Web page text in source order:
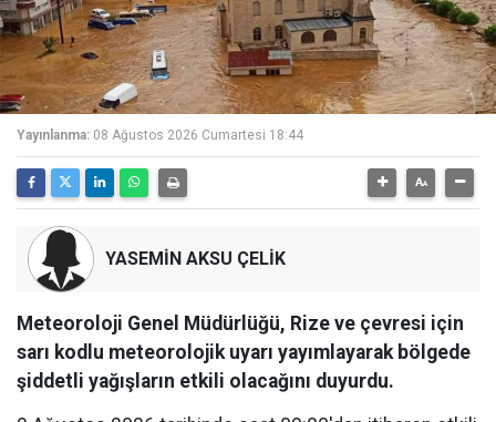
Yayınlanma: 08 Ağustos 2026 Cumartesi 18:44
YASEMİN AKSU ÇELİK
Meteoroloji Genel Müdürlüğü, Rize ve çevresi için
sarı kodlu meteorolojik uyarı yayımlayarak bölgede
şiddetli yağışların etkili olacağını duyurdu.